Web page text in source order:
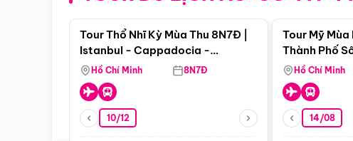
Tour Thổ Nhĩ Kỳ Mùa Thu 8N7Đ |
Istanbul - Cappadocia -
Pamukkale
Hồ Chí Minh 8N7Đ
10/12
Tour Mỹ Mùa
Thành Phố
Thiên Nhiên
Hồ Chí Minh
14/08